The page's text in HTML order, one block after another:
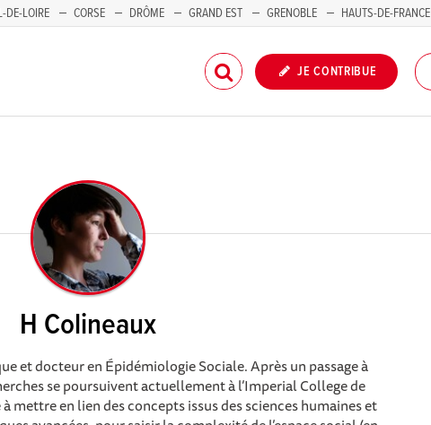
DE-LOIRE CORSE DRÔME GRAND EST GRENOBLE HAUTS-DE-FRANCE
JE CONTRIBUE
H Colineaux
et docteur en Épidémiologie Sociale. Après un passage à
se poursuivent actuellement à l’Imperial College de
mettre en lien des concepts issus des sciences humaines et